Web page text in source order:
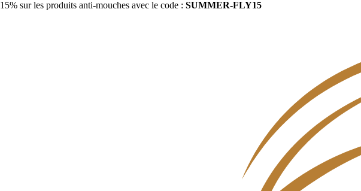
15% sur les produits anti-mouches avec le code : SUMMER-FLY15